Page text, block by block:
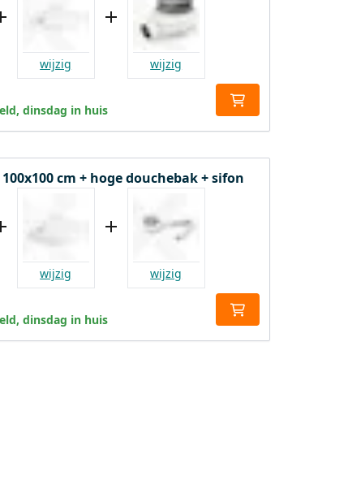
wijzig wijzig
dinsdag in huis
cm + hoge douchebak + sifon
wijzig wijzig
dinsdag in huis